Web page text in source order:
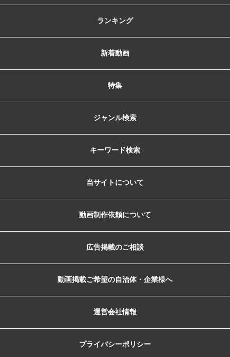
ランキング
新着動画
特集
ジャンル検索
キーワード検索
当サイトについて
動画制作依頼について
広告掲載のご相談
動画掲載ご希望の自治体・企業様へ
運営会社情報
プライバシーポリシー